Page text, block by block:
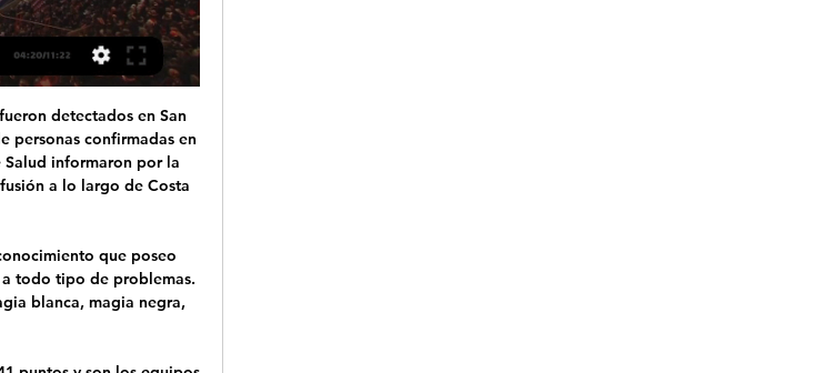
El encuentro

Obtén el resumen del partido Macará vs. Mushuc Runa. Advertencia Uso de Cookies. Para ayudarnos a mejorar este sitio web, personalizar tu experiencia y por motivos publicitarios, ¿estás de.

Del Libertador y del Jardín Japonés, y a 6 cuadras de Av. Santa Fe y Estación de Subte Scalabrini Ortiz Linea D. Con cochera.. y cochera en Palermo chico, uno de los mas exclusivos barrios. A tres cuadras del Malba a dos del shopping Alcorta y 3 cuadras de Av.

PSG vs REAL SOCIEDAD EN VIVO OCTAVOS DE - YouTube YouTube YouTube YouTube La Secta Deportiva Hace 12 horas Hace 12 horas

Por ahora no sabemos qué cadena echa el Olympique Lyonnais - Bayern München de Champions League el 19-08-2020 a las 21:00 (hora menos en Canarias)

Champions League: PSG - Real Sociedad: horario, dónde hace 5 horas — El partido entre PSG y Real Sociedad de octavos de Champions League se podrá ver por televisión en directo a través de Movistar+. También se ...

La Liga 1 continúa esta semana con partidazos para completar la fecha 7 del Torneo Apertura.El duelo de la jornada es sin duda entre Sport Boys vs Sporting Cristal desde el estadio Nacional. Sigue toda la programación, mejores jugadas desde Líbero.pe. Como se recuerda, solo se pudo jugar el duelo entre Universitario (0-0) y Cantolao. . Barristas de la U, rompieron el alejamiento social …

Eintracht Frankfurt entradas están ya disponibles a partir de 22,44 $ desde el 06 mar 2020. Somos la mayor plataforma secundaria de entradas para eventos en directo del mundo.. Eintrach Frankfurt vs FC Basel - Europa League 2019-20 Commerzbank Arena, Frankfurt, Alemania.

Resultado Boyacá Chicó Valledupar FC en directo: consulte las estadísticas de Boyacá Chicó Valledupar FC, partido del 30 September 2019 y siga el marcador en directo.

Avaí x Chapecoense é cancelado após casos de coronavírus. 10/07/2020 15:13 Após jogo do Catarinense, Chapecoense revela novos casos de Covid-19 no elenco. 07/07/2020 18:31 Chapecoense x Avaí AO VIVO: como assistir ao jogo na internet. 07/07/2020 16:17

Las novedades para este torneo, son que para este, la categoría se jugará con 15 equipos y en el 2021, se volverá a jugar con 16 equipos. La otra novedad que presentará este torneo, es el regreso a la categoría de San Marcos de Arica, quien vuelve a la categoría de plata del fútbol chileno, luego de un año de ausencia, tras ser campeón de la Segunda División Profesional 2019 y a 2.

A efectos de nuestra normativa de IRPF, en las ampliaciones de capital en las que se produzca por parte de un socio la renuncia, sin contraprestación, al derecho de suscripción preferente de acciones a favor de otros socios determina la existencia de una transmisión lucrativa que tributaría como ganancia patrimonial en el IRPF del renunciante transmitente, criterio que viene confirmado por.

El Ministerio de Igualdad está "siguiendo escrupulosamente los protocolos establecidos"